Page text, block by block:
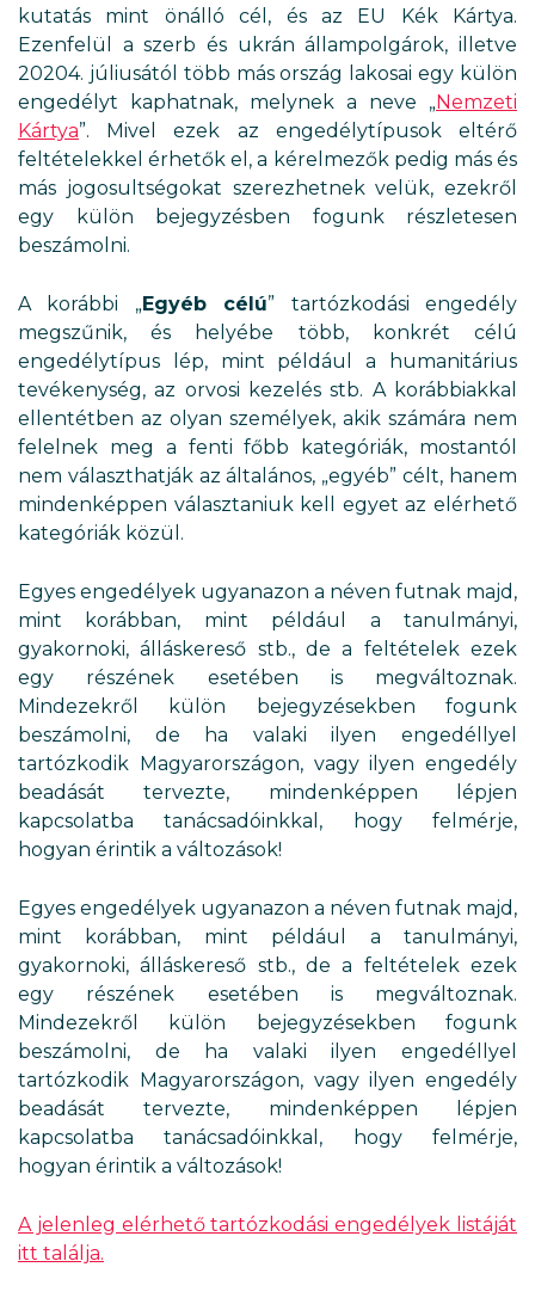
kutatás mint önálló cél, és az EU Kék Kártya.
Ezenfelül a szerb és ukrán állampolgárok, illetve
20204. júliusától több más ország lakosai egy külön
engedélyt kaphatnak, melynek a neve „Nemzeti
Kártya”. Mivel ezek az engedélytípusok eltérő
feltételekkel érhetők el, a kérelmezők pedig más és
más jogosultségokat szerezhetnek velük, ezekről
egy külön bejegyzésben fogunk részletesen
beszámolni.
A korábbi „Egyéb célú” tartózkodási engedély
megszűnik, és helyébe több, konkrét célú
engedélytípus lép, mint például a humanitárius
tevékenység, az orvosi kezelés stb. A korábbiakkal
ellentétben az olyan személyek, akik számára nem
felelnek meg a fenti főbb kategóriák, mostantól
nem választhatják az általános, „egyéb” célt, hanem
mindenképpen választaniuk kell egyet az elérhető
kategóriák közül.
Egyes engedélyek ugyanazon a néven futnak majd,
mint korábban, mint például a tanulmányi,
gyakornoki, álláskereső stb., de a feltételek ezek
egy részének esetében is megváltoznak.
Mindezekről külön bejegyzésekben fogunk
beszámolni, de ha valaki ilyen engedéllyel
tartózkodik Magyarországon, vagy ilyen engedély
beadását tervezte, mindenképpen lépjen
kapcsolatba tanácsadóinkkal, hogy felmérje,
hogyan érintik a változások!
Egyes engedélyek ugyanazon a néven futnak majd,
mint korábban, mint például a tanulmányi,
gyakornoki, álláskereső stb., de a feltételek ezek
egy részének esetében is megváltoznak.
Mindezekről külön bejegyzésekben fogunk
beszámolni, de ha valaki ilyen engedéllyel
tartózkodik Magyarországon, vagy ilyen engedély
beadását tervezte, mindenképpen lépjen
kapcsolatba tanácsadóinkkal, hogy felmérje,
hogyan érintik a változások!
A jelenleg elérhető tartózkodási engedélyek listáját
itt találja.